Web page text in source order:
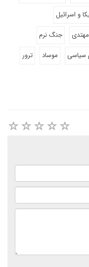
و اسرائیل
جنگ نرم
سیاسی موساد
ترور